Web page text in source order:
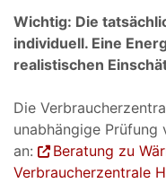
Wichtig: Die
individuell. Eine
realistischen
Die
unabhängige Prüfung
an:
Beratung zu
Verbraucherzentrale